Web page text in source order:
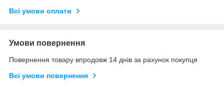
Всі умови оплати
Умови повернення
Повернення товару впродовж 14 днів за рахунок покупця
Всі умови повернення